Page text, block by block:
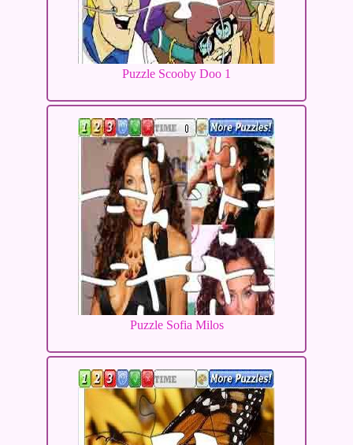
Puzzle Scooby Doo 1
Puzzle Sofia Milos